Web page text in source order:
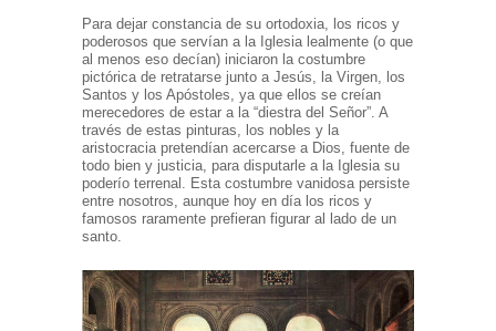
Para dejar constancia de su ortodoxia, los ricos y
poderosos que servían a la Iglesia lealmente (o que
al menos eso decían) iniciaron la costumbre
pictórica de retratarse junto a Jesús, la Virgen, los
Santos y los Apóstoles, ya que ellos se creían
merecedores de estar a la “diestra del Señor”. A
través de estas pinturas, los nobles y la
aristocracia pretendían acercarse a Dios, fuente de
todo bien y justicia, para disputarle a la Iglesia su
poderío terrenal. Esta costumbre vanidosa persiste
entre nosotros, aunque hoy en día los ricos y
famosos raramente prefieran figurar al lado de un
santo.